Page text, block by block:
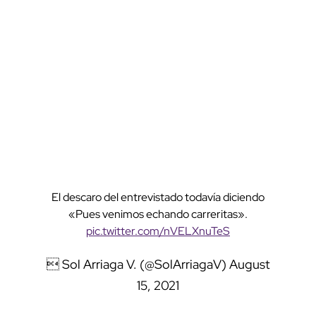
El descaro del entrevistado todavía diciendo
«Pues venimos echando carreritas».
pic.twitter.com/nVELXnuTeS
 Sol Arriaga V. (@SolArriagaV) August
15, 2021